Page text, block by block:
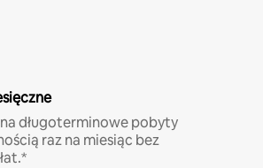
długoterminowe pobyty
raz na miesiąc bez